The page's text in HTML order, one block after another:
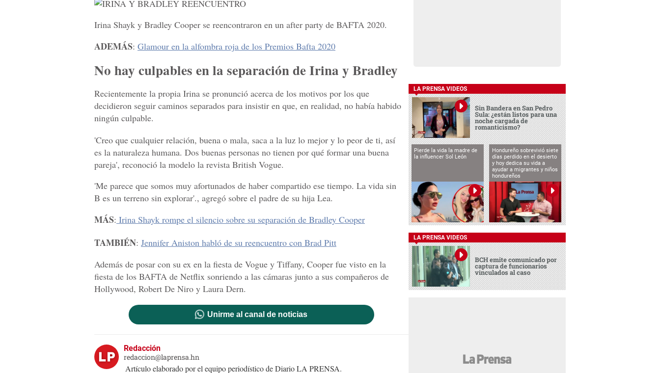
Irina Shayk y Bradley Cooper se reencontraron en un after party de BAFTA 2020.
ADEMÁS: Glamour en la alfombra roja de los Premios Bafta 2020
No hay culpables en la separación de Irina y Bradley
Recientemente la propia Irina se pronunció acerca de los motivos por los que
decidieron seguir caminos separados para insistir en que, en realidad, no había habido
ningún culpable.
'Creo que cualquier relación, buena o mala, saca a la luz lo mejor y lo peor de ti, así
es la naturaleza humana. Dos buenas personas no tienen por qué formar una buena
pareja', reconoció la modelo la revista British Vogue.
'Me parece que somos muy afortunados de haber compartido ese tiempo. La vida sin
B es un terreno sin explorar'., agregó sobre el padre de su hija Lea.
MÁS: Irina Shayk rompe el silencio sobre su separación de Bradley Cooper
TAMBIÉN: Jennifer Aniston habló de su reencuentro con Brad Pitt
Además de posar con su ex en la fiesta de Vogue y Tiffany, Cooper fue visto en la
fiesta de los BAFTA de Netflix sonriendo a las cámaras junto a sus compañeros de
Hollywood, Robert De Niro y Laura Dern.
Unirme al canal de noticias
Redacción
redaccion@laprensa.hn
Artículo elaborado por el equipo periodístico de Diario LA PRENSA.
LA PRENSA VIDEOS
Sin Bandera en San Pedro
Sula: ¿están listos para una
noche cargada de
romanticismo?
Pierde la vida la madre de
la influencer Sol León
Hondureño sobrevivió siete
días perdido en el desierto
y hoy dedica su vida a
ayudar a migrantes y niños
hondureños
LA PRENSA VIDEOS
BCH emite comunicado por
captura de funcionarios
vinculados al caso